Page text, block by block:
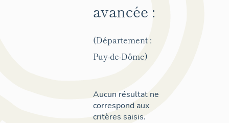
avancée :
(Département :
Puy-de-Dôme)
Aucun résultat ne
correspond aux
critères saisis.